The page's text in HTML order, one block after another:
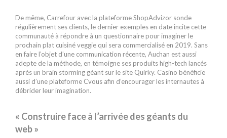
De même, Carrefour avec la plateforme ShopAdvizor sonde
régulièrement ses clients, le dernier exemples en date incite cette
communauté à répondre à un questionnaire pour imaginer le
prochain plat cuisiné veggie qui sera commercialisé en 2019. Sans
en faire l’objet d’une communication récente, Auchan est aussi
adepte de la méthode, en témoigne ses produits high-tech lancés
après un brain storming géant sur le site Quirky. Casino bénéficie
aussi d’une plateforme Cvous afin d’encourager les internautes à
débrider leur imagination.
« Construire face à l’arrivée des géants du
web »